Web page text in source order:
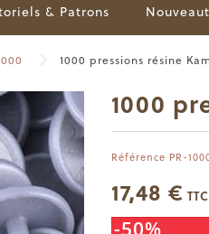
& Patrons
1000 pressions résine
1000
Référence PR-
17,48 € TTC
-50%